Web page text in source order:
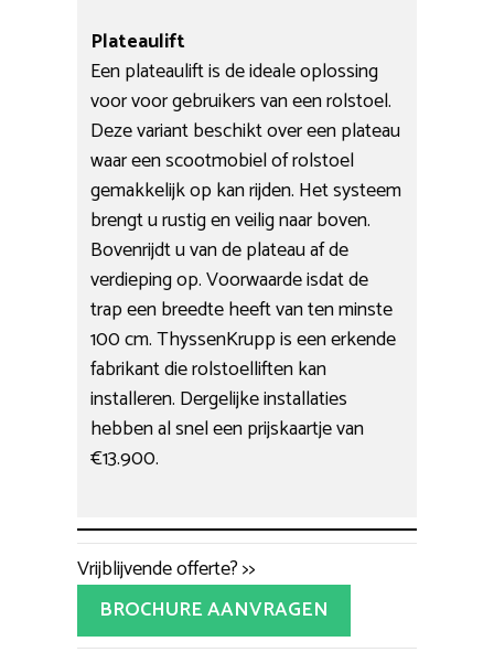
Plateaulift
Een plateaulift is de ideale oplossing
voor voor gebruikers van een rolstoel.
Deze variant beschikt over een plateau
waar een scootmobiel of rolstoel
gemakkelijk op kan rijden. Het systeem
brengt u rustig en veilig naar boven.
Bovenrijdt u van de plateau af de
verdieping op. Voorwaarde isdat de
trap een breedte heeft van ten minste
100 cm. ThyssenKrupp is een erkende
fabrikant die rolstoelliften kan
installeren. Dergelijke installaties
hebben al snel een prijskaartje van
€13.900.
Vrijblijvende offerte? >>
BROCHURE AANVRAGEN